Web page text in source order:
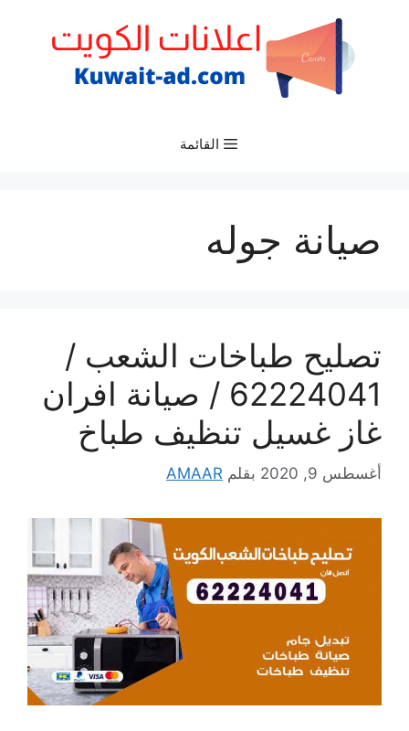
القائمة
صيانة جوله
تصليح طباخات الشعب /
62224041 / صيانة افران
غاز غسيل تنظيف طباخ
أغسطس 9, 2020 بقلم AMAAR